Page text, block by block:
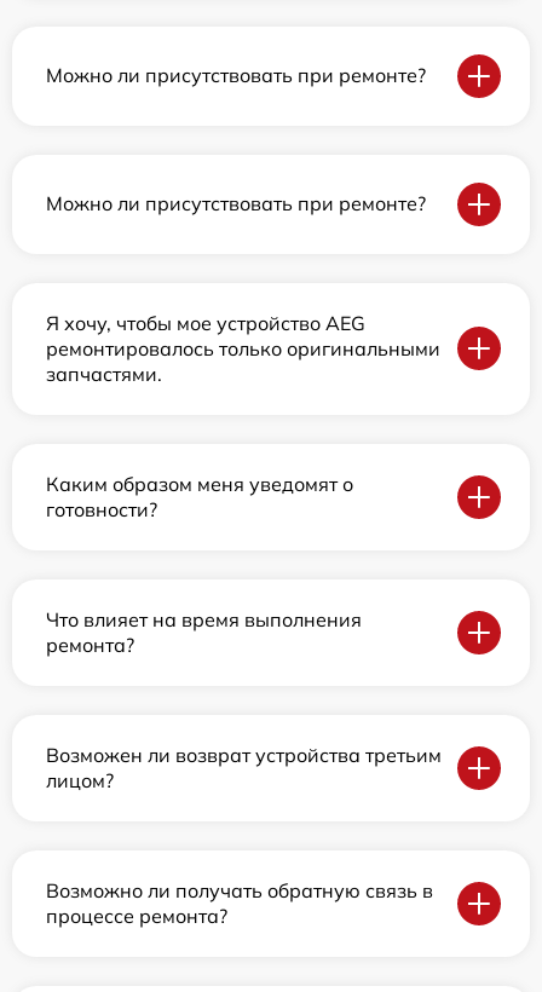
Можно ли присутствовать при ремонте?
Можно ли присутствовать при ремонте?
Я хочу, чтобы мое устройство AEG
ремонтировалось только оригинальными
запчастями.
Каким образом меня уведомят о
готовности?
Что влияет на время выполнения
ремонта?
Возможен ли возврат устройства третьим
лицом?
Возможно ли получать обратную связь в
процессе ремонта?